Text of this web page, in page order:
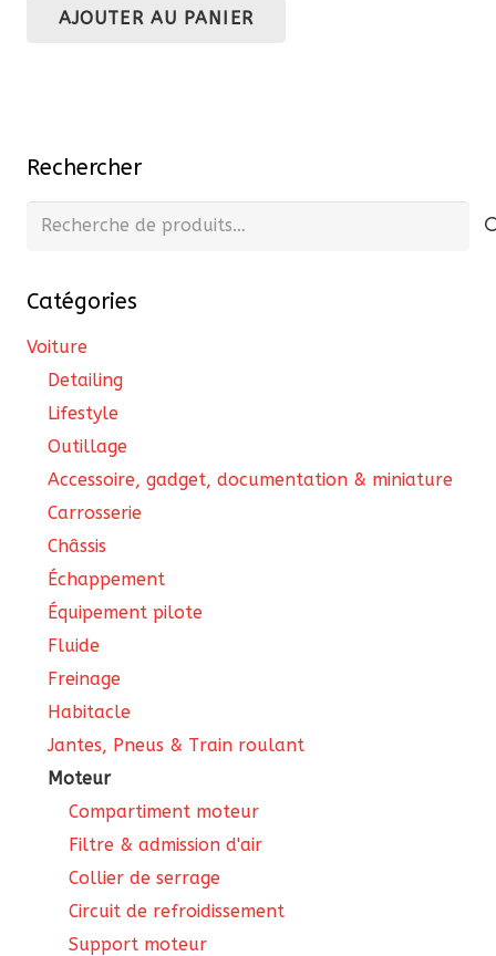
AJOUTER AU PANIER
Rechercher
Recherche
Catégories
Voiture
Detailing
Lifestyle
Outillage
Accessoire, gadget, documentation & miniature
Carrosserie
Châssis
Échappement
Équipement pilote
Fluide
Freinage
Habitacle
Jantes, Pneus & Train roulant
Moteur
Compartiment moteur
Filtre & admission d'air
Collier de serrage
Circuit de refroidissement
Support moteur